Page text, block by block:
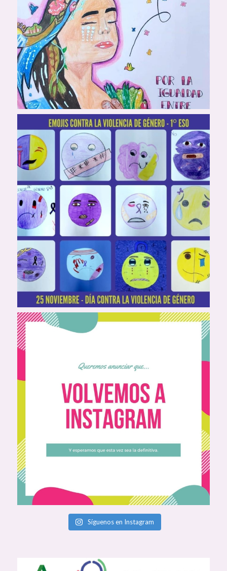
Síguenos en Instagram